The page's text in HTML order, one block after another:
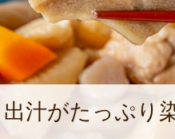
出汁がたっぷり